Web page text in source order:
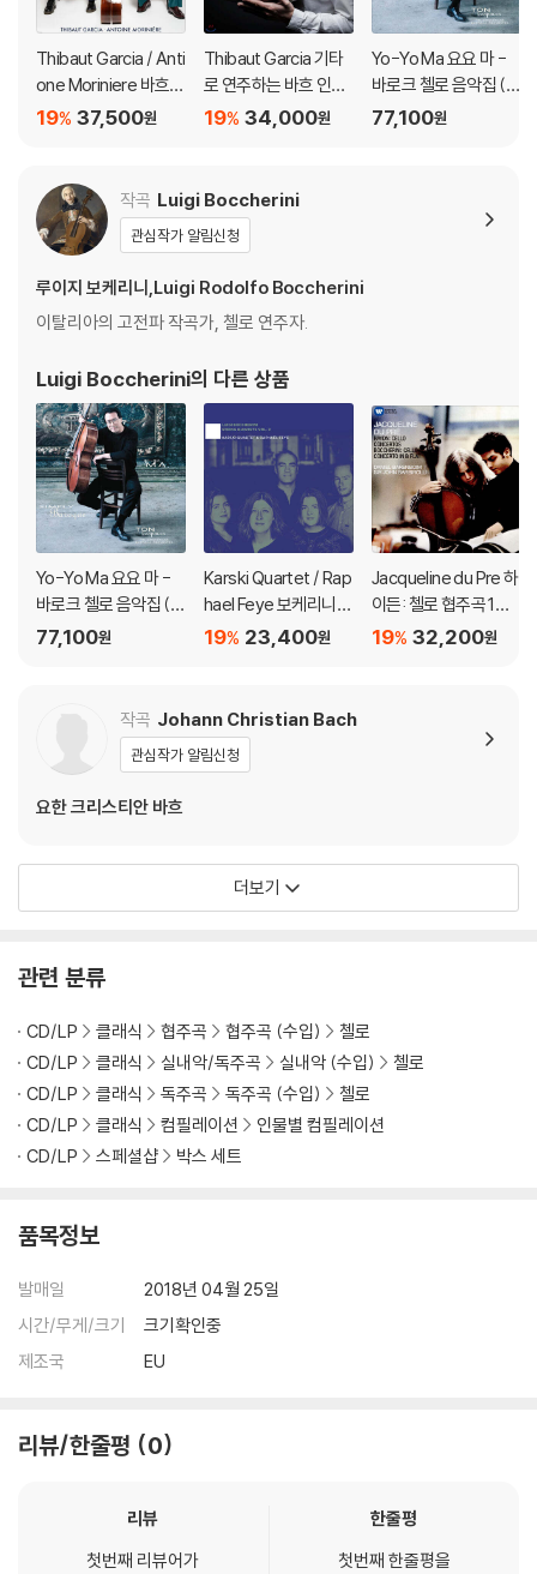
Thibaut Garcia / Anti
one Moriniere 바흐:
골드베르크 변주곡 (B
37,500원
19%
Thibaut Garcia 기타
로 연주하는 바흐 인스
퍼레이션 (Bach Inspir
34,000원
19%
Yo-Yo Ma 요요 마 -
바로크 첼로 음악집 (Si
mply Baroque) [청록
77,100원
작곡 Luigi Boccherini
관심작가 알림신청
루이지 보케리니,Luigi Rodolfo Boccherini
이탈리아의 고전파 작곡가, 첼로 연주자.
Luigi Boccherini의 다른 상품
Yo-Yo Ma 요요 마 -
바로크 첼로 음악집 (Si
mply Baroque) [청록
77,100원
Karski Quartet / Rap
hael Feye 보케리니:
현악오중주 (Boccheri
23,400원
19%
Jacqueline du Pre 하
이든: 첼로 협주곡 1번,
2번 & 보케리니: 첼로
o Concerto No.9)
32,200원
19%
작곡 Johann Christian Bach
관심작가 알림신청
요한 크리스티안 바흐
더보기
관련 분류
CD/LP 클래식 협주곡 협주곡 (수입)
첼로
CD/LP
클래식 실내악/독주곡 실내악 (수입)
첼로
CD/LP
클래식 독주곡 독주곡 (수입)
첼로
CD/LP
클래식 컴필레이션
인물별 컴필레이션
CD/LP
스페셜샵 박스 세트
품목정보
발매일
2018년 04월 25일
시간/무게/크기
크기확인중
제조국
EU
리뷰/한줄평 0
리뷰
첫번째 리뷰어가
한줄평
첫번째 한줄평을